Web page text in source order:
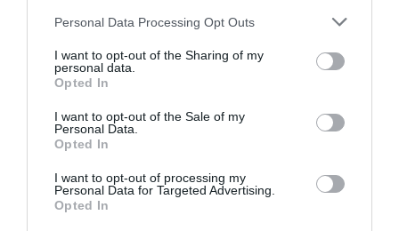
Personal Data Processing Opt Outs
I want to opt-out of the Sharing of my
personal data.
Opted In
I want to opt-out of the Sale of my
Personal Data.
Opted In
I want to opt-out of processing my
Personal Data for Targeted Advertising.
Opted In
DERNIERS COMMENTAIRES
SERGE13
Flynas ouvre une ligne directe entre Médine et
Bruxelles
Yahman971
a commenté l'article :